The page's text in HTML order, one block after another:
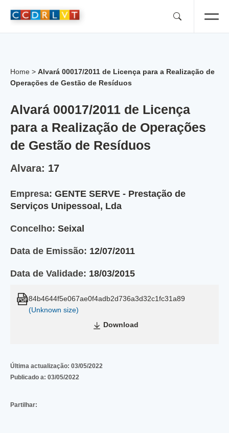
Home > Alvará 00017/2011 de Licença para a Realização de
Operações de Gestão de Resíduos
Alvará 00017/2011 de Licença
para a Realização de Operações
de Gestão de Resíduos
Alvara: 17
Empresa: GENTE SERVE - Prestação de
Serviços Unipessoal, Lda
Concelho: Seixal
Data de Emissão: 12/07/2011
Data de Validade: 18/03/2015
84b4644f5e067ae0f4adb2d736a3d32c1fc31a89
(Unknown size)
Download
Última actualização: 03/05/2022
Publicado a: 03/05/2022
Partilhar: